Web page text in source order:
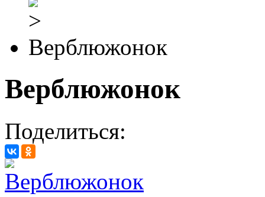
Верблюжонок
Верблюжонок
Поделиться: